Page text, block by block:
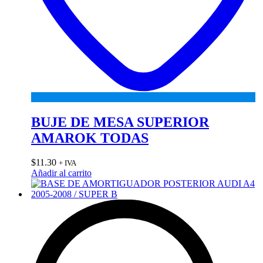
BUJE DE MESA SUPERIOR
AMAROK TODAS
$11.30 + IVA
Añadir al carrito